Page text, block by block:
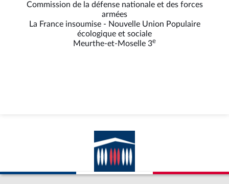
Commission de la défense nationale et des forces
armées
La France insoumise - Nouvelle Union Populaire
écologique et sociale
Meurthe-et-Moselle 3e